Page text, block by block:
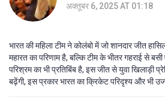
अक्तूबर 6, 2025 AT 01:18
भारत की महिला टीम ने कोलंबो में जो शानदार जीत
महारत का परिणाम है, बल्कि टीम के भीतर गहराई से
परिश्रम का भी प्रतिबिंब है, इस जीत से युवा खिलाड़ी
बढ़ेंगी, इस प्रकार भारत का क्रिकेट परिदृश्य और भी